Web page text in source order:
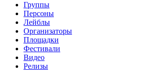
Группы
Персоны
Лейблы
Организаторы
Площадки
Фестивали
Видео
Релизы